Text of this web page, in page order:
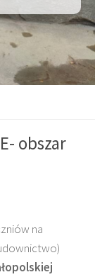
obszar
na